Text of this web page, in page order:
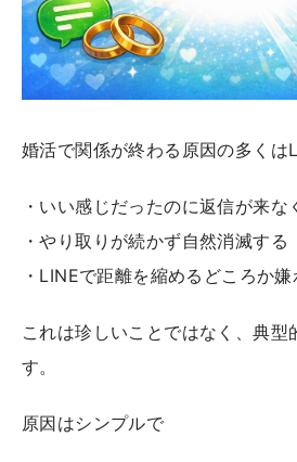
婚活で関係が終わる原因の多くは
・いい感じだったのに返信が来な
・やり取りが続かず自然消滅する
・LINEで距離を縮めるどころか嫌
これは珍しいことではなく、典型
す。
原因はシンプルで